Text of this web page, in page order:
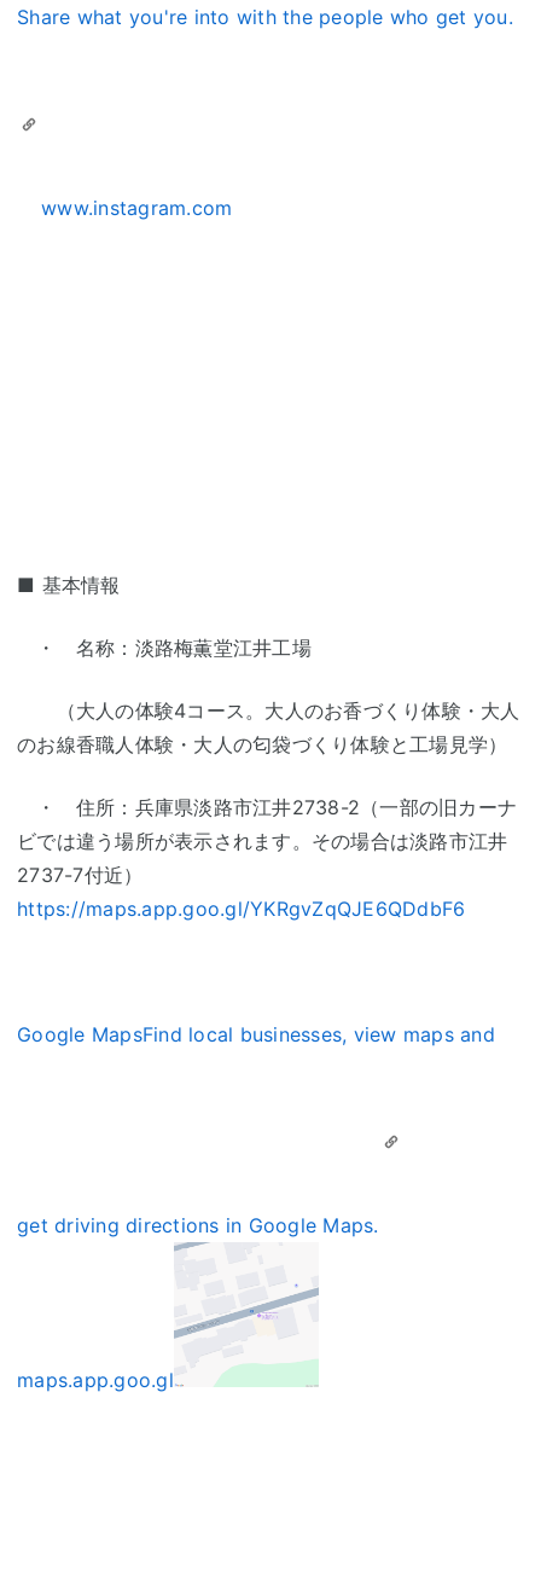
Share what you're into with the people who get you.
www.instagram.com
■ 基本情報
・ 名称：淡路梅薫堂江井工場
（大人の体験4コース。大人のお香づくり体験・大人
のお線香職人体験・大人の匂袋づくり体験と工場見学）
・ 住所：兵庫県淡路市江井2738-2（一部の旧カーナ
ビでは違う場所が表示されます。その場合は淡路市江井
2737-7付近）
https://maps.app.goo.gl/YKRgvZqQJE6QDdbF6
Google MapsFind local businesses, view maps and
get driving directions in Google Maps.
maps.app.goo.gl